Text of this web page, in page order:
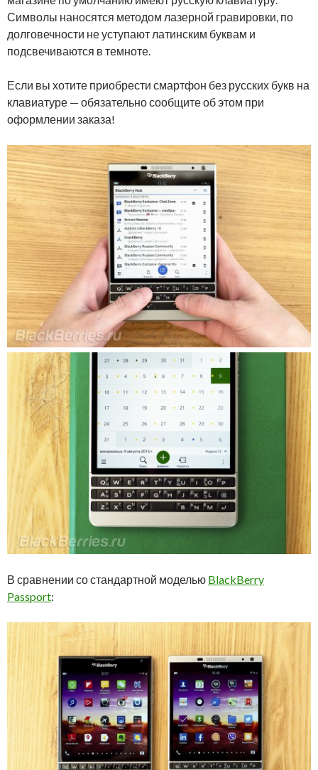
Символы наносятся методом лазерной гравировки, по
долговечности не уступают латинским буквам и
подсвечиваются в темноте.
Если вы хотите приобрести смартфон без русских букв на
клавиатуре — обязательно сообщите об этом при
оформлении заказа!
В сравнении со стандартной моделью BlackBerry
Passport: